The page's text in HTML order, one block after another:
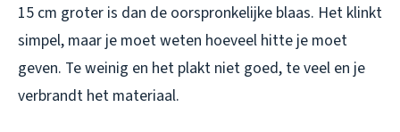
15 cm groter is dan de oorspronkelijke blaas. Het klinkt
simpel, maar je moet weten hoeveel hitte je moet
geven. Te weinig en het plakt niet goed, te veel en je
verbrandt het materiaal.